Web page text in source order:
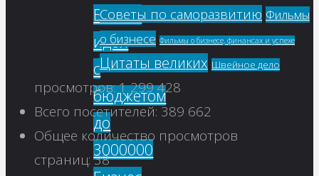
Бизнес
идеи
с
бюджетом
до
3000000
Советы по саморазвитию Фильмы
о бизнесе Фильмы о бизнесе, финансах и успехе
Цитаты великих Швейное дело
просмотров:1 299 428
Всего посетителей:389 662
Общее количество просмотров
страниц:38